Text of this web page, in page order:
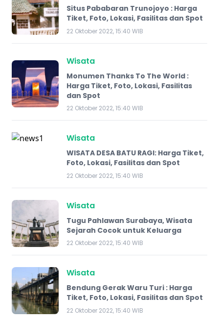
Situs Pababaran Trunojoyo : Harga
Tiket, Foto, Lokasi, Fasilitas dan Spot
22 Oktober 2022, 15:40 WIB
Wisata
Monumen Thanks To The World :
Harga Tiket, Foto, Lokasi, Fasilitas
dan Spot
22 Oktober 2022, 15:40 WIB
Wisata
WISATA DESA BATU RAGI: Harga Tiket,
Foto, Lokasi, Fasilitas dan Spot
22 Oktober 2022, 15:40 WIB
Wisata
Tugu Pahlawan Surabaya, Wisata
Sejarah Cocok untuk Keluarga
22 Oktober 2022, 15:40 WIB
Wisata
​Bendung Gerak Waru Turi : Harga
Tiket, Foto, Lokasi, Fasilitas dan Spot
22 Oktober 2022, 15:40 WIB